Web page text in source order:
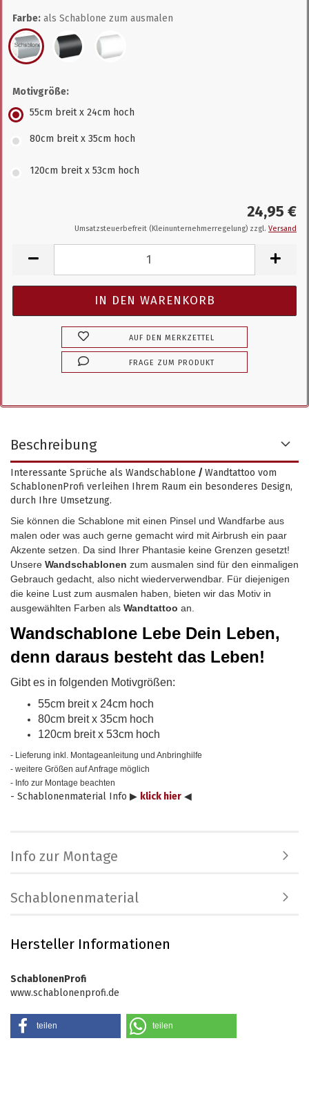
Farbe: als Schablone zum ausmalen
Motivgröße:
55cm breit x 24cm hoch
80cm breit x 35cm hoch
120cm breit x 53cm hoch
24,95 €
Umsatzsteuerbefreit (Kleinunternehmerregelung) zzgl. Versand
AUF DEN MERKZETTEL
FRAGE ZUM PRODUKT
Beschreibung
Interessante Sprüche als Wandschablone / Wandtattoo vom
SchablonenProfi verleihen Ihrem Raum ein besonderes Design,
durch Ihre Umsetzung.
Sie können die Schablone mit einen Pinsel und Wandfarbe aus
malen oder was auch gerne gemacht wird mit Airbrush ein paar
Akzente setzen. Da sind Ihrer Phantasie keine Grenzen gesetzt!
Unsere Wandschablonen zum ausmalen sind für den einmaligen
Gebrauch gedacht, also nicht wiederverwendbar. Für diejenigen
die keine Lust zum ausmalen haben, bieten wir das Motiv in
ausgewählten Farben als Wandtattoo an.
Wandschablone Lebe Dein Leben,
denn daraus besteht das Leben!
Gibt es in folgenden Motivgrößen:
55cm breit x 24cm hoch
80cm breit x 35cm hoch
120cm breit x 53cm hoch
- Lieferung inkl. Montageanleitung und Anbringhilfe
- weitere Größen auf Anfrage möglich
- Info zur Montage beachten
- Schablonenmaterial Info ▶ klick hier ◀
Info zur Montage
Schablonenmaterial
Hersteller Informationen
SchablonenProfi
www.schablonenprofi.de
teilen teilen